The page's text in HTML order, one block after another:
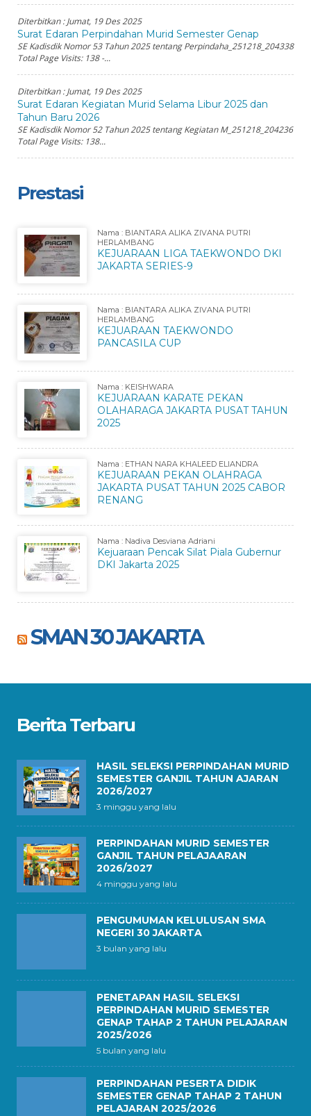
Diterbitkan :Jumat, 19 Des 2025
Surat Edaran Perpindahan Murid Semester Genap
SE Kadisdik Nomor 53 Tahun 2025 tentang Perpindaha_251218_204338
Total Page Visits: 138 -...
Diterbitkan :Jumat, 19 Des 2025
Surat Edaran Kegiatan Murid Selama Libur 2025 dan
Tahun Baru 2026
SE Kadisdik Nomor 52 Tahun 2025 tentang Kegiatan M_251218_204236
Total Page Visits: 138...
Prestasi
Nama : BIANTARA ALIKA ZIVANA PUTRI
HERLAMBANG
KEJUARAAN LIGA TAEKWONDO DKI
JAKARTA SERIES-9
Nama : BIANTARA ALIKA ZIVANA PUTRI
HERLAMBANG
KEJUARAAN TAEKWONDO
PANCASILA CUP
Nama : KEISHWARA
KEJUARAAN KARATE PEKAN
OLAHARAGA JAKARTA PUSAT TAHUN
2025
Nama : ETHAN NARA KHALEED ELIANDRA
KEJUARAAN PEKAN OLAHRAGA
JAKARTA PUSAT TAHUN 2025 CABOR
RENANG
Nama : Nadiva Desviana Adriani
Kejuaraan Pencak Silat Piala Gubernur
DKI Jakarta 2025
SMAN 30 JAKARTA
Berita Terbaru
HASIL SELEKSI PERPINDAHAN MURID
SEMESTER GANJIL TAHUN AJARAN
2026/2027
3 minggu yang lalu
PERPINDAHAN MURID SEMESTER
GANJIL TAHUN PELAJAARAN
2026/2027
4 minggu yang lalu
PENGUMUMAN KELULUSAN SMA
NEGERI 30 JAKARTA
3 bulan yang lalu
PENETAPAN HASIL SELEKSI
PERPINDAHAN MURID SEMESTER
GENAP TAHAP 2 TAHUN PELAJARAN
2025/2026
5 bulan yang lalu
PERPINDAHAN PESERTA DIDIK
SEMESTER GENAP TAHAP 2 TAHUN
PELAJARAN 2025/2026